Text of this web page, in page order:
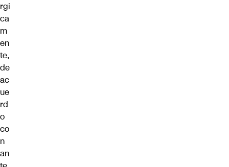
rgi
ca
m
en
te,
de
ac
ue
rd
o
co
n
an